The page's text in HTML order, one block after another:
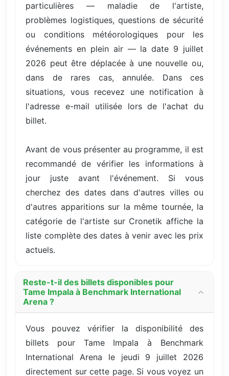
particulières — maladie de l'artiste,
problèmes logistiques, questions de sécurité
ou conditions météorologiques pour les
événements en plein air — la date 9 juillet
2026 peut être déplacée à une nouvelle ou,
dans de rares cas, annulée. Dans ces
situations, vous recevez une notification à
l'adresse e-mail utilisée lors de l'achat du
billet.
Avant de vous présenter au programme, il est
recommandé de vérifier les informations à
jour juste avant l'événement. Si vous
cherchez des dates dans d'autres villes ou
d'autres apparitions sur la même tournée, la
catégorie de l'artiste sur Cronetik affiche la
liste complète des dates à venir avec les prix
actuels.
Reste-t-il des billets disponibles pour
Tame Impala à Benchmark International
Arena ?
Vous pouvez vérifier la disponibilité des
billets pour Tame Impala à Benchmark
International Arena le jeudi 9 juillet 2026
directement sur cette page. Si vous voyez un